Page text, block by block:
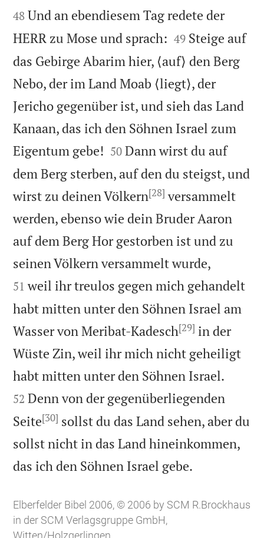


48 Und an ebendiesem Tag redete der
HERR zu Mose und sprach: 

49 Steige auf
das Gebirge Abarim hier, ⟨auf⟩ den Berg
Nebo, der im Land Moab ⟨liegt⟩, der
Jericho gegenüber ist, und sieh das Land
Kanaan, das ich den Söhnen Israel zum
Eigentum gebe! 

50 Dann wirst du auf
dem Berg sterben, auf den du steigst, und
wirst zu deinen Völkern[28] versammelt
werden, ebenso wie dein Bruder Aaron
auf dem Berg Hor gestorben ist und zu
seinen Völkern versammelt wurde,
51 weil ihr treulos gegen mich gehandelt
habt mitten unter den Söhnen Israel am
Wasser von Meribat-Kadesch[29] in der
Wüste Zin, weil ihr mich nicht geheiligt
habt mitten unter den Söhnen Israel.
52 Denn von der gegenüberliegenden
Seite[30] sollst du das Land sehen, aber du
sollst nicht in das Land hineinkommen,
das ich den Söhnen Israel gebe.
Elberfelder Bibel 2006, © 2006 by SCM R.Brockhaus
in der SCM Verlagsgruppe GmbH,
Witten/Holzgerlingen